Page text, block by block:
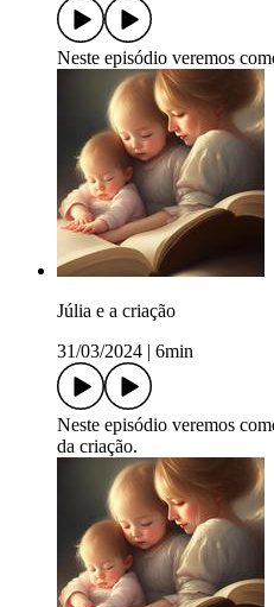
Neste episódio veremos
Júlia e a criação
31/03/2024
6min
Neste episódio veremos
da criação.